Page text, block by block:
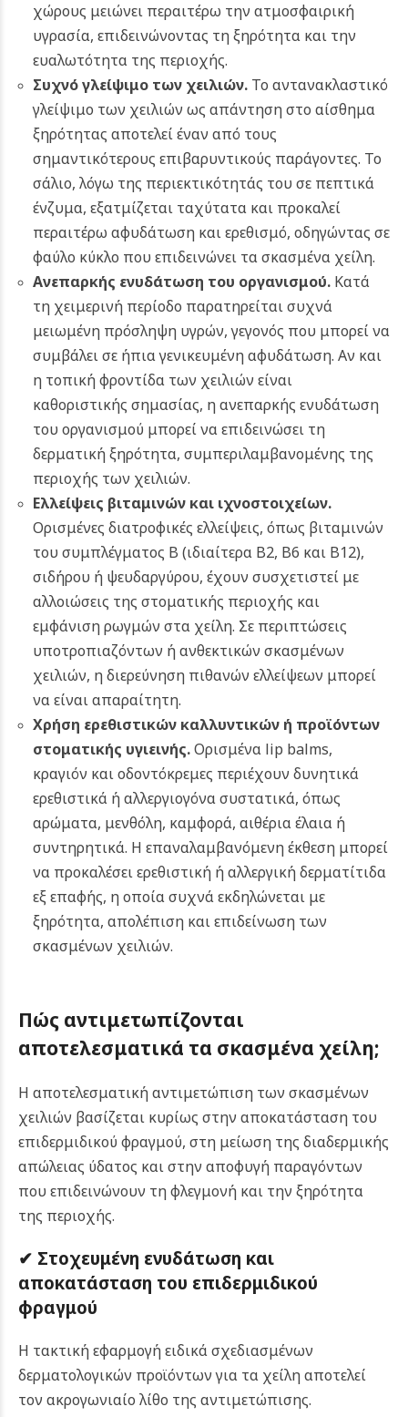
χώρους μειώνει περαιτέρω την ατμοσφαιρική
υγρασία, επιδεινώνοντας τη ξηρότητα και την
ευαλωτότητα της περιοχής.
Συχνό γλείψιμο των χειλιών. Το αντανακλαστικό
γλείψιμο των χειλιών ως απάντηση στο αίσθημα
ξηρότητας αποτελεί έναν από τους
σημαντικότερους επιβαρυντικούς παράγοντες. Το
σάλιο, λόγω της περιεκτικότητάς του σε πεπτικά
ένζυμα, εξατμίζεται ταχύτατα και προκαλεί
περαιτέρω αφυδάτωση και ερεθισμό, οδηγώντας σε
φαύλο κύκλο που επιδεινώνει τα σκασμένα χείλη.
Ανεπαρκής ενυδάτωση του οργανισμού. Κατά
τη χειμερινή περίοδο παρατηρείται συχνά
μειωμένη πρόσληψη υγρών, γεγονός που μπορεί να
συμβάλει σε ήπια γενικευμένη αφυδάτωση. Αν και
η τοπική φροντίδα των χειλιών είναι
καθοριστικής σημασίας, η ανεπαρκής ενυδάτωση
του οργανισμού μπορεί να επιδεινώσει τη
δερματική ξηρότητα, συμπεριλαμβανομένης της
περιοχής των χειλιών.
Ελλείψεις βιταμινών και ιχνοστοιχείων.
Ορισμένες διατροφικές ελλείψεις, όπως βιταμινών
του συμπλέγματος Β (ιδιαίτερα Β2, Β6 και Β12),
σιδήρου ή ψευδαργύρου, έχουν συσχετιστεί με
αλλοιώσεις της στοματικής περιοχής και
εμφάνιση ρωγμών στα χείλη. Σε περιπτώσεις
υποτροπιαζόντων ή ανθεκτικών σκασμένων
χειλιών, η διερεύνηση πιθανών ελλείψεων μπορεί
να είναι απαραίτητη.
Χρήση ερεθιστικών καλλυντικών ή προϊόντων
στοματικής υγιεινής.Ορισμένα lip balms,
κραγιόν και οδοντόκρεμες περιέχουν δυνητικά
ερεθιστικά ή αλλεργιογόνα συστατικά, όπως
αρώματα, μενθόλη, καμφορά, αιθέρια έλαια ή
συντηρητικά. Η επαναλαμβανόμενη έκθεση μπορεί
να προκαλέσει ερεθιστική ή αλλεργική δερματίτιδα
εξ επαφής, η οποία συχνά εκδηλώνεται με
ξηρότητα, απολέπιση και επιδείνωση των
σκασμένων χειλιών.
Πώς αντιμετωπίζονται
αποτελεσματικά τα σκασμένα χείλη;
Η αποτελεσματική αντιμετώπιση των σκασμένων
χειλιών βασίζεται κυρίως στην αποκατάσταση του
επιδερμιδικού φραγμού, στη μείωση της διαδερμικής
απώλειας ύδατος και στην αποφυγή παραγόντων
που επιδεινώνουν τη φλεγμονή και την ξηρότητα
της περιοχής.
✔ Στοχευμένη ενυδάτωση και
αποκατάσταση του επιδερμιδικού
φραγμού
Η τακτική εφαρμογή ειδικά σχεδιασμένων
δερματολογικών προϊόντων για τα χείλη αποτελεί
τον ακρογωνιαίο λίθο της αντιμετώπισης.